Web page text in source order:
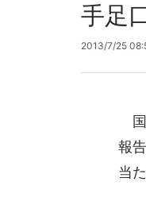
手足
2013/7/25
国
報
当